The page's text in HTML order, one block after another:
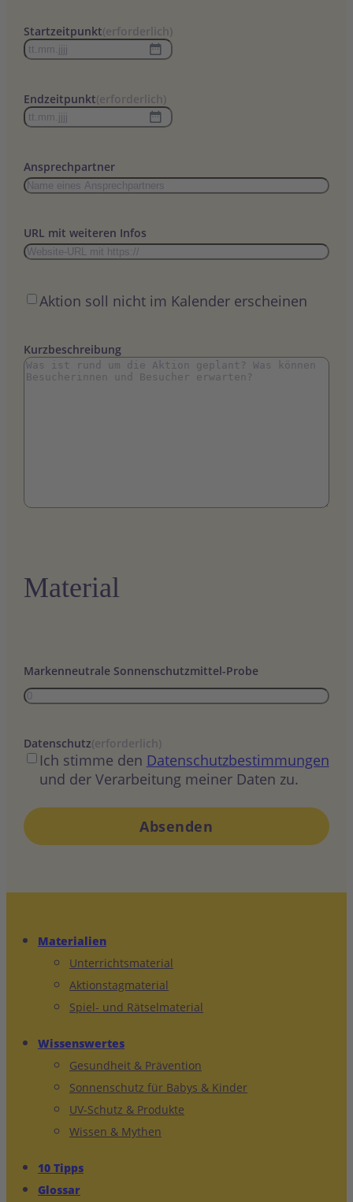
Startzeitpunkt(erforderlich)
TT
MM
Punkt
JJJJ
Endzeitpunkt(erforderlich)
TT
MM
Punkt
Ansprechpartner
URL mit weiteren Infos
Öffentlich
Aktion soll nicht im Kalender erscheinen
Kurzbeschreibung
Material
Markenneutrale Sonnenschutzmittel-Probe
Datenschutz(erforderlich)
Ich stimme den Datenschutzbestimmungen
und der Verarbeitung meiner Daten zu.
Materialien
Unterrichtsmaterial
Aktionstagmaterial
Spiel- und Rätselmaterial
Wissenswertes
Gesundheit & Prävention
Sonnenschutz für Babys & Kinder
UV-Schutz & Produkte
Wissen & Mythen
10 Tipps
Glossar